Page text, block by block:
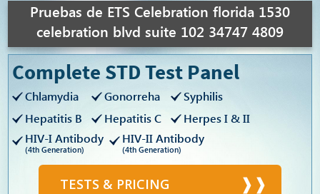
Pruebas de ETS Celebration florida 1530
celebration blvd suite 102 34747 4809
Complete STD Test Panel
Chlamydia Gonorreha
Syphilis
Hepatitis B
Hepatitis C
Herpes I & II
HIV-I Antibody
(4th Generation)
HIV-II Antibody
(4th Generation)
TESTS & PRICING